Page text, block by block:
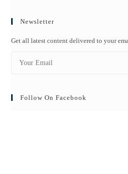
Newsletter
Get all latest content delivered to your
Follow On Facebook